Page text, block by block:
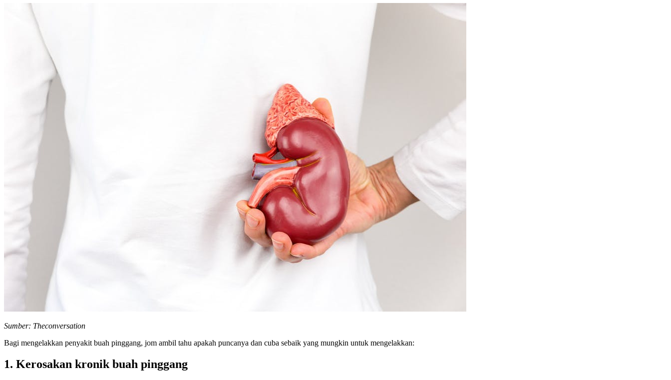
Sumber: Theconversation
Bagi mengelakkan penyakit buah pinggang, jom ambil tahu apakah puncanya dan cuba sebaik yang mungkin untuk mengelakkan:
1. Kerosakan kronik buah pinggang